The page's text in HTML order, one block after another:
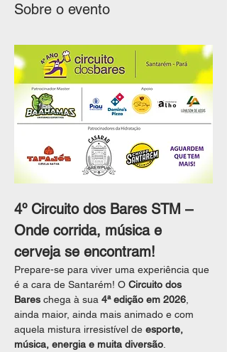
Sobre o evento
4º Circuito dos Bares STM –
Onde corrida, música e
cerveja se encontram!
Prepare-se para viver uma experiência que
é a cara de Santarém! O Circuito dos
Bares chega à sua 4ª edição em 2026
ainda maior, ainda mais animado e com
aquela mistura irresistível de esporte,
música, energia e muita diversão